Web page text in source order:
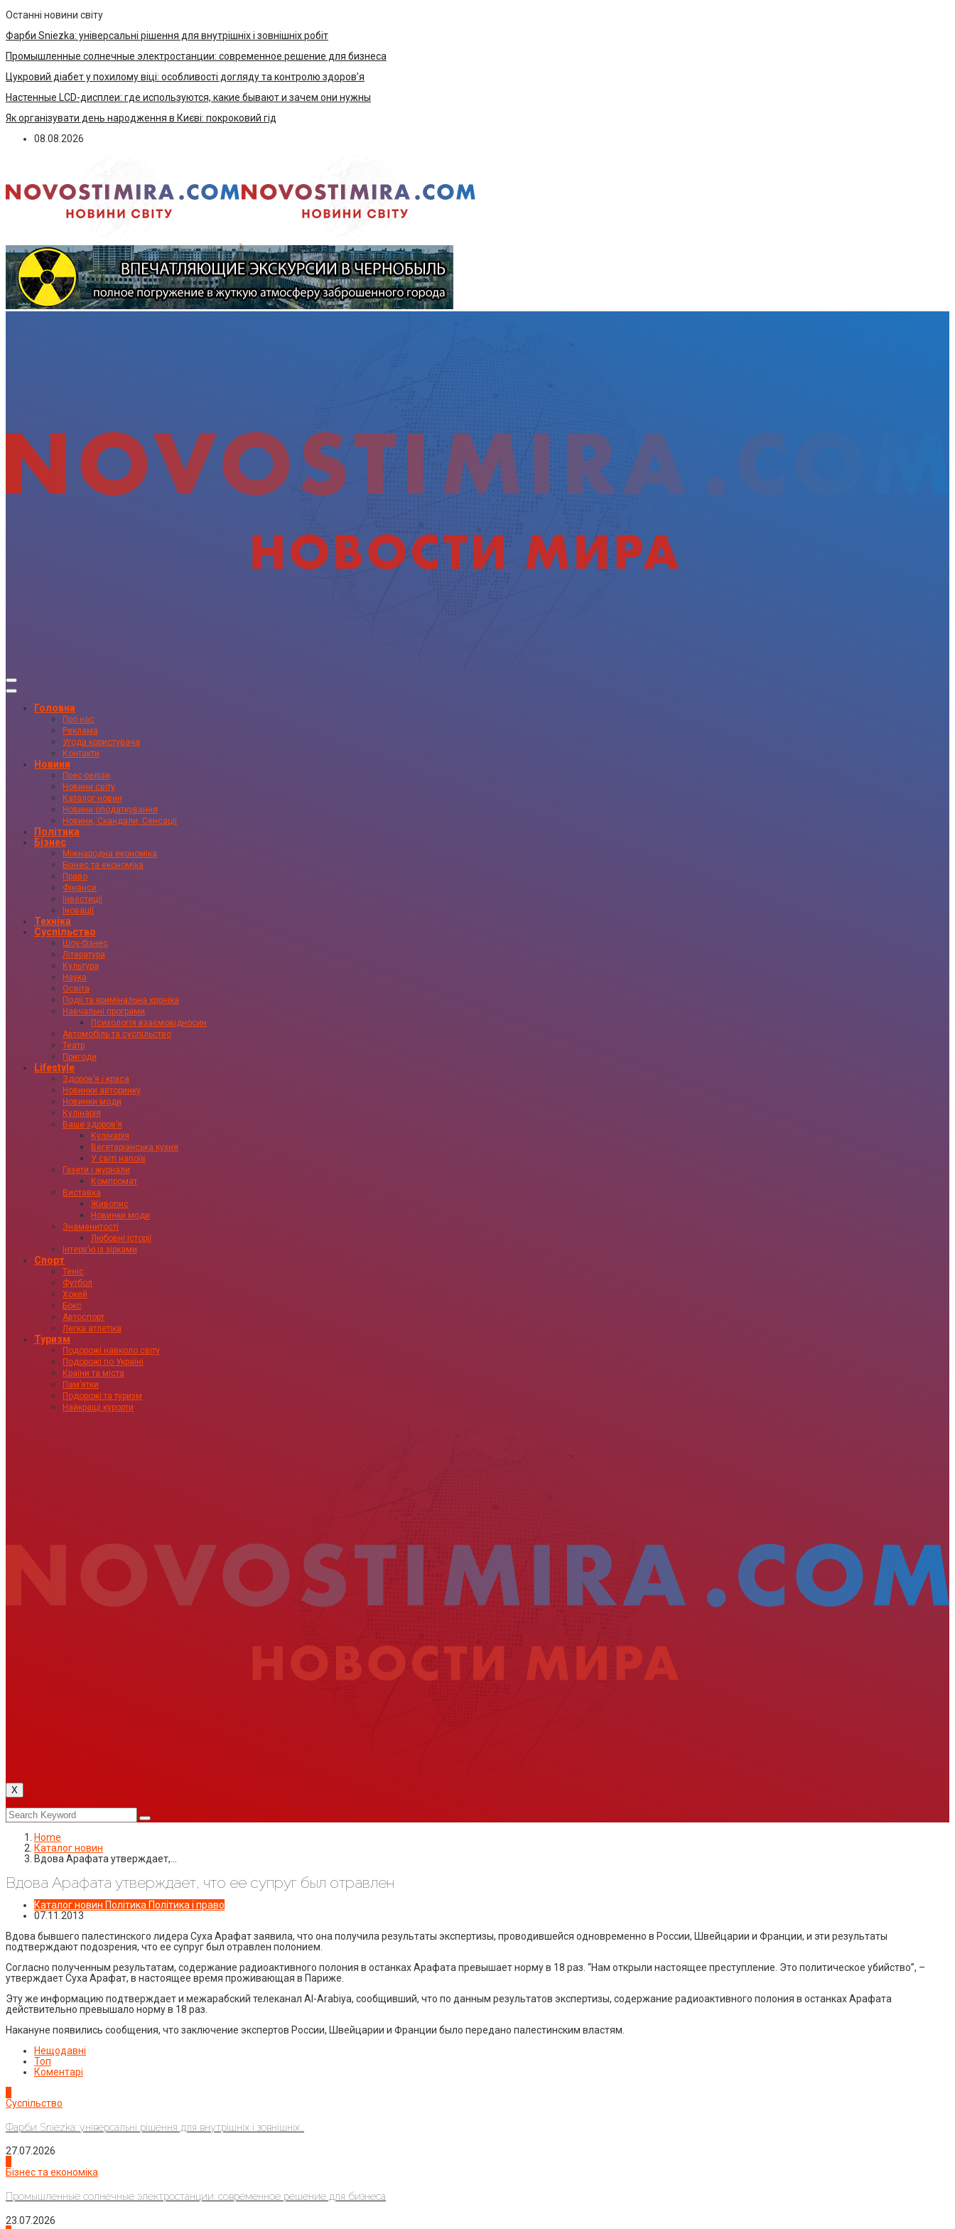
Останні новини світу
Фарби Sniezka: універсальні рішення для внутрішніх і зовнішніх робіт
Промышленные солнечные электростанции: современное решение для бизнеса
Цукровий діабет у похилому віці: особливості догляду та контролю здоров’я
Настенные LCD-дисплеи: где используются, какие бывают и зачем они нужны
Як організувати день народження в Києві: покроковий гід
08.08.2026
Головна
Про нас
Реклама
Угода користувача
Контакти
Новини
Прес-релізи
Новини світу
Каталог новин
Новини оподаткування
Новини, Скандали, Сенсації
Політика
Бізнес
Міжнародна економіка
Бізнес та економіка
Право
Фінанси
Інвестиції
Іновації
Техніка
Суспільство
Шоу-бізнес
Література
Культура
Наука
Освіта
Події та кримінальна хроніка
Навчальні програми
Психологія взаємовідносин
Автомобіль та суспільство
Театр
Пригоди
Lifestyle
Здоровʼя і краса
Новинки авторинку
Новинки моди
Кулінарія
Ваше здоровʼя
Кулінарія
Вегетаріанська кухня
У світі напоїв
Газети і журнали
Компромат
Виставка
Живопис
Новинки моди
Знаменитості
Любовні історії
Інтервʼю із зірками
Спорт
Теніс
Футбол
Хокей
Бокс
Автоспорт
Легка атлетіка
Туризм
Подорожі навколо світу
Подорожі по Україні
Країни та міста
Пам’ятки
Подорожі та туризм
Найкращі курорти
X
Home
Каталог новин
Вдова Арафата утверждает,…
Вдова Арафата утверждает, что ее супруг был отравлен
Каталог новин Політика Політика і право
07.11.2013
Вдова бывшего палестинского лидера Суха Арафат заявила, что она получила результаты экспертизы, проводившейся одновременно в России, Швейцарии и Франции, и эти результаты
подтверждают подозрения, что ее супруг был отравлен полонием.
Согласно полученным результатам, содержание радиоактивного полония в останках Арафата превышает норму в 18 раз. “Нам открыли настоящее преступление. Это политическое убийство”, –
утверждает Суха Арафат, в настоящее время проживающая в Париже.
Эту же информацию подтверждает и межарабский телеканал Al-Arabiya, сообщивший, что по данным результатов экспертизы, содержание радиоактивного полония в останках Арафата
действительно превышало норму в 18 раз.
Накануне появились сообщения, что заключение экспертов России, Швейцарии и Франции было передано палестинским властям.
Нещодавні
Топ
Коментарі
Суспільство
Фарби Sniezka: універсальні рішення для внутрішніх і зовнішніх...
27.07.2026
Бізнес та економіка
Промышленные солнечные электростанции: современное решение для бизнеса
23.07.2026